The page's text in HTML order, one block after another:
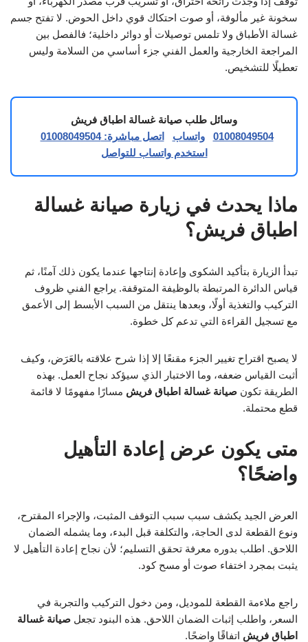
سخونة غير مألوفة، أو صوت احتكاك قوي داخل الحوض. لا تفتح جسم
غسالة الأطباق ولا تلمس توصيلات أو دوائر داخلية؛ فالفصل بين
المراجعة الخارجية والعمل الفني جزء أساسي من السلامة وليس
تعطيلًا للتشخيص.
وسائل طلب صيانة غسالة اطباق فريش
01008049504
واتساب
اتصل مباشرة: 01008049504
استخدم واتساب للتواصل
ماذا يحدث في زيارة صيانة غسالة
اطباق فريش؟
تبدأ الزيارة بتأكيد الشكوى وإعادة إنتاجها عندما يكون ذلك آمنًا، ثم
قياس الدائرة المرتبطة بالوظيفة المتوقفة. يراجع الفني ظروف
التركيب والتغذية أولًا، وبعدها ينتقل من السبب الأبسط إلى الأعمق
مع تسجيل القراءة التي تدعم كل خطوة.
لا يصبح اقتراح تغيير الجزء مقنعًا إلا إذا شرح علاقته بالعَرَض، وكيف
أثبت القياس ضعفه، وما الاختبار الذي سيؤكد نجاح العمل. بهذه
الطريقة تكون صيانة غسالة اطباق فريش مسارًا مفهومًا لا قائمة
قطع محتملة.
متى يكون عرض إعادة التأهيل
واضحًا؟
العرض الجيد يكشف سبب سبب التوقف المثبت، والإجراء المقترح،
ونوع القطعة لدى الحاجة، والتكلفة قبل البدء، وما يشمله الضمان
اللاحق. اطلب بدوره معرفة تحقق التسليم؛ لأن نجاح إعادة التأهيل لا
يثبت بمجرد اختفاء صوت أو مسح كود.
راجع ملاءمة القطعة للموديل، ومن دخول التركيب والتجربة في
السعر، واطلب إثبات الضمان اللاحق. هذه البنود تجعل صيانة غسالة
اطباق فريش اتفاقًا واضحًا.